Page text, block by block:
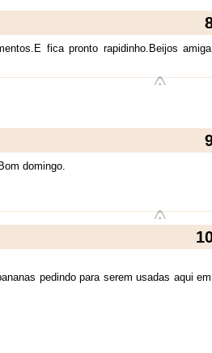
fica pronto rapidinho.Beijos amiga
domingo.
pedindo para serem usadas aqui em